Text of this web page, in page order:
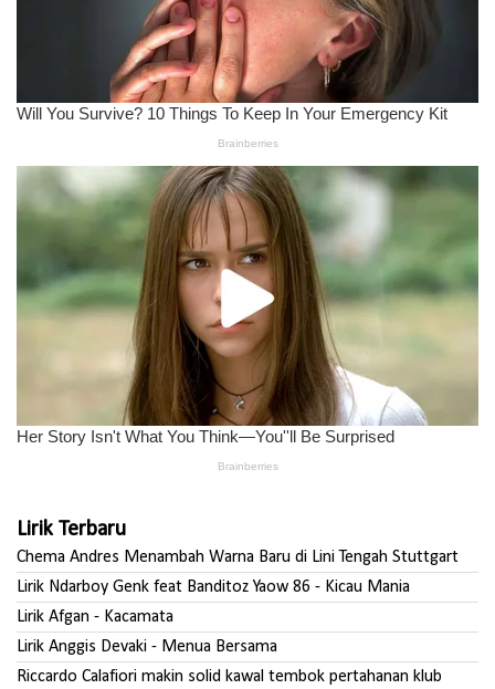
Lirik Terbaru
Chema Andres Menambah Warna Baru di Lini Tengah Stuttgart
Lirik Ndarboy Genk feat Banditoz Yaow 86 - Kicau Mania
Lirik Afgan - Kacamata
Lirik Anggis Devaki - Menua Bersama
Riccardo Calafiori makin solid kawal tembok pertahanan klub